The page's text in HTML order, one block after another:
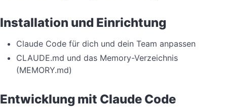
Installation und Einrichtung
Claude Code für dich und dein Team anpassen
CLAUDE.md und das Memory-Verzeichnis
(MEMORY.md)
Entwicklung mit Claude Code